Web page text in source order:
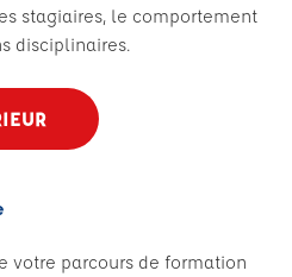
stagiaires, le comportement
disciplinaires.
votre parcours de formation